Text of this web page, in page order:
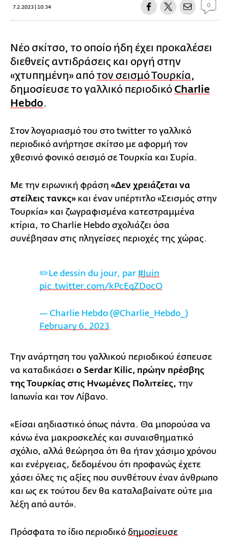
7.2.2023 | 10:34 0
Νέο σκίτσο, το οποίο ήδη έχει προκαλέσει
διεθνείς αντιδράσεις και οργή στην
«χτυπημένη» απότον σεισμό Τουρκία,
δημοσίευσε το γαλλικό περιοδικό Charlie
Hebdo.
Στον λογαριασμό του στο twitter το γαλλικό
περιοδικό ανήρτησε σκίτσο με αφορμή τον
χθεσινό φονικό σεισμό σε Τουρκία και Συρία.
Με την ειρωνική φράση «Δεν χρειάζεται να
στείλεις τανκς» και έναν υπέρτιτλο «Σεισμός στην
Τουρκία» και ζωγραφισμένα κατεστραμμένα
κτίρια, το Charlie Hebdo σχολιάζει όσα
συνέβησαν στις πληγείσες περιοχές της χώρας.
✏️Le dessin du jour, par #Juin
pic.twitter.com/kPcEqZDocO
— Charlie Hebdo (@Charlie_Hebdo_)
February 6, 2023
Την ανάρτηση του γαλλικού περιοδικού έσπευσε
να καταδικάσει ο Serdar Kilic, πρώην πρέσβης
της Τουρκίας στις Ηνωμένες Πολιτείες, την
Ιαπωνία και τον Λίβανο.
«Είσαι αηδιαστικό όπως πάντα. Θα μπορούσα να
κάνω ένα μακροσκελές και συναισθηματικό
σχόλιο, αλλά θεώρησα ότι θα ήταν χάσιμο χρόνου
και ενέργειας, δεδομένου ότι προφανώς έχετε
χάσει όλες τις αξίες που συνθέτουν έναν άνθρωπο
και ως εκ τούτου δεν θα καταλαβαίνατε ούτε μια
λέξη από αυτό».
Πρόσφατα το ίδιο περιοδικό δημοσίευσε